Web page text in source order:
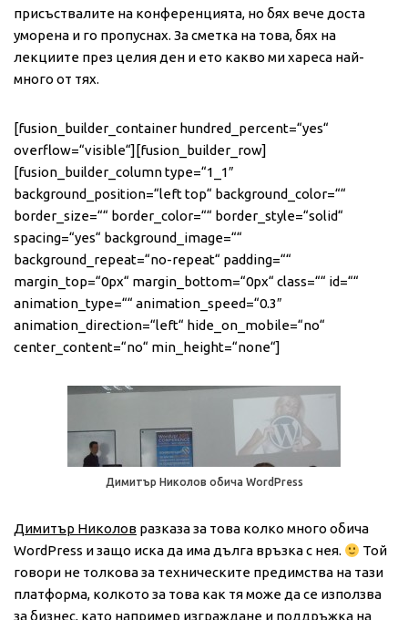
присъствалите на конференцията, но бях вече доста
уморена и го пропуснах. За сметка на това, бях на
лекциите през целия ден и ето какво ми хареса най-
много от тях.
[fusion_builder_container hundred_percent=“yes“
overflow=“visible“][fusion_builder_row]
[fusion_builder_column type=“1_1″
background_position=“left top“ background_color=““
border_size=““ border_color=““ border_style=“solid“
spacing=“yes“ background_image=““
background_repeat=“no-repeat“ padding=““
margin_top=“0px“ margin_bottom=“0px“ class=““ id=““
animation_type=““ animation_speed=“0.3″
animation_direction=“left“ hide_on_mobile=“no“
center_content=“no“ min_height=“none“]
Димитър Николов обича WordPress
Димитър Николов разказа за това колко много обича
WordPress и защо иска да има дълга връзка с нея.
Той
говори не толкова за техническите предимства на тази
платформа, колкото за това как тя може да се използва
за бизнес, като например изграждане и поддръжка на